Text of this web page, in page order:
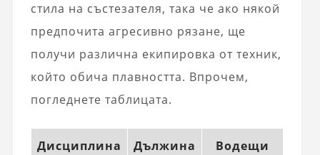
стила на състезателя, така че ако някой
предпочита агресивно рязане, ще
получи различна екипировка от техник,
който обича плавността. Впрочем,
погледнете таблицата.
Дисциплина
Дължина
Водещи